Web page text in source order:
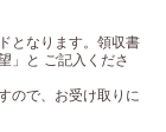
となります。領収書
」と ご記入くださ
ので、お受け取りに